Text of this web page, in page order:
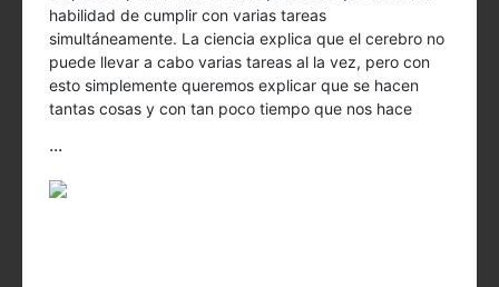
habilidad de cumplir con varias tareas
simultáneamente. La ciencia explica que el cerebro no
puede llevar a cabo varias tareas al la vez, pero con
esto simplemente queremos explicar que se hacen
tantas cosas y con tan poco tiempo que nos hace
...